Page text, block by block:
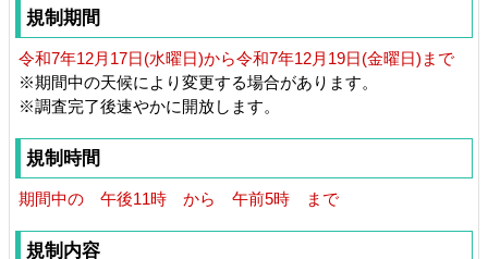
規制期間
令和7年12月17日(水曜日)から令和7年12月19日(金曜日)まで
※期間中の天候により変更する場合があります。
※調査完了後速やかに開放します。
規制時間
期間中の 午後11時 から 午前5時 まで
規制内容